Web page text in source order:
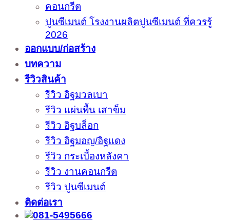
คอนกรีต
ปูนซีเมนต์ โรงงานผลิตปูนซีเมนต์ ที่ควรรู้
2026
ออกแบบ/ก่อสร้าง
บทความ
รีวิวสินค้า
รีวิว อิฐมวลเบา
รีวิว แผ่นพื้น เสาข็ม
รีวิว อิฐบล็อก
รีวิว อิฐมอญ/อิฐแดง
รีวิว กระเบื้องหลังคา
รีวิว งานคอนกรีต
รีวิว ปูนซีเมนต์
ติดต่อเรา